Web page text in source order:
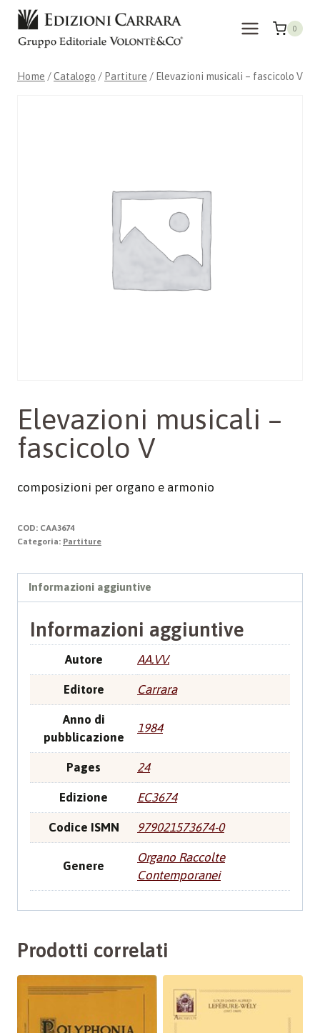
Salta
contenuto
0
Home /Catalogo / Partiture / Elevazioni musicali – fascicolo V
Elevazioni musicali –
fascicolo V
composizioni per organo e armonio
COD: CAA3674
Categoria: Partiture
Informazioni aggiuntive
Informazioni aggiuntive
Autore AA.VV.
Editore Carrara
Anno di
pubblicazione
1984
Pages 24
Edizione EC3674
Codice ISMN 979021573674-0
Genere
Organo Raccolte
Contemporanei
Prodotti correlati